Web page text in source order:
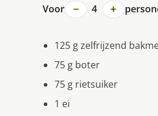
Voor − 4 +
125 g zelfrijzend
75 g boter
75 g rietsuiker
1 ei